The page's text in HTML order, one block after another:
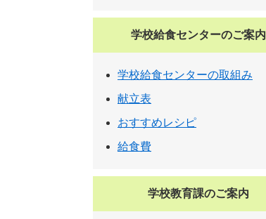
学校給食センターのご案内
学校給食センターの取組み
献立表
おすすめレシピ
給食費
学校教育課のご案内